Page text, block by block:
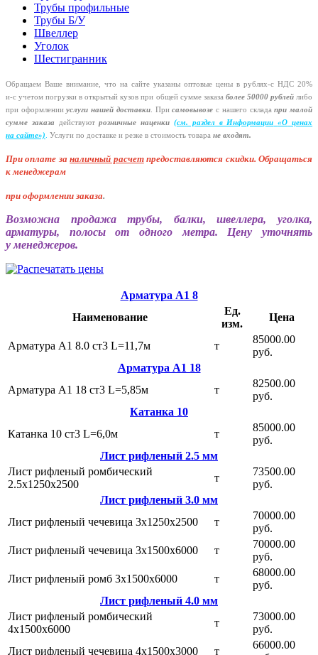
Трубы профильные
Трубы Б/У
Швеллер
Уголок
Шестигранник
Обращаем Ваше внимание, что на сайте указаны оптовые цены в рублях-с НДС 20%
и-с учетом погрузки в открытый кузов при общей сумме заказа более 50000 рублейлибо
при оформленииуслуги нашей доставки. Присамовывозе с нашего складапри малой
сумме заказа
действуютрозничные наценки (см. раздел в Информации «О ценах
на сайте»). Услуги по доставке и резке в стоимость товара не входят.
При оплате заналичный расчет предоставляются скидки. Обращаться
к менеджерам
при оформлении заказа.
Возможна продажа трубы, балки, швеллера, уголка,
арматуры, полосы от одного метра. Цену уточнять
у менеджеров.
Наименование
Ед.
изм.
Цена
Арматура А1 8
Арматура А1 8.0 ст3 L=11,7м т
85000.00
руб.
Арматура А1 18
Арматура А1 18 ст3 L=5,85м
т
82500.00
руб.
Катанка 10
Катанка 10 ст3 L=6,0м
т
85000.00
руб.
Лист рифленый 2.5 мм
Лист рифленый ромбический
2.5х1250х2500
т
73500.00
руб.
Лист рифленый 3.0 мм
Лист рифленый чечевица 3х1250х2500
т
70000.00
руб.
Лист рифленый чечевица 3х1500х6000
т
70000.00
руб.
Лист рифленый ромб 3х1500х6000
т
68000.00
руб.
Лист рифленый 4.0 мм
Лист рифленый ромбический
4х1500х6000
т
73000.00
руб.
Лист рифленый чечевица 4х1500х3000
т
66000.00